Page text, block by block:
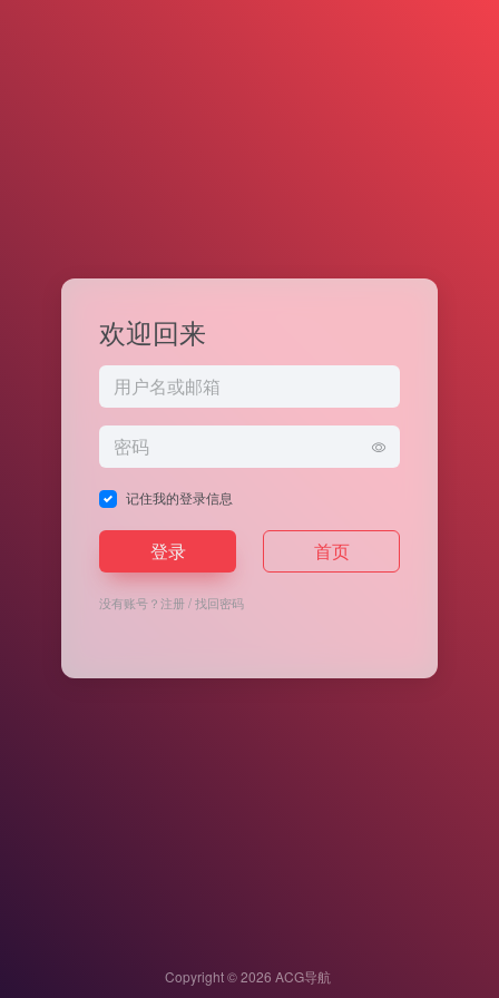
欢迎回来
记住我的登录信息
登录 首页
没有账号？注册/找回密码
Copyright © 2026 ACG导航